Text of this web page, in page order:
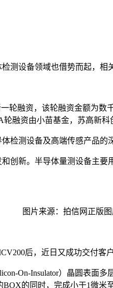
测设备领域也借势而起，相
轮融资，该轮融资金额为
融资由小苗基金，苏高新
测设备及高端传感产品的
创新。半导体量测设备主
图片来源：拍信网正版
后，近日又成功交付客
On-Insulator）晶圆表面
的同时，完成小于1微米